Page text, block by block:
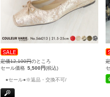
定価12,100円のところ
セール価格 5,500円(税込)
●セール●※返品・交換不可/